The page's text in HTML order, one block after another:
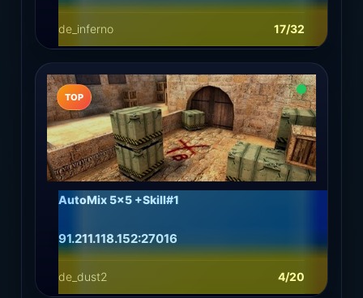
de_inferno 17/32
Подробнее Играть
TOP
AutoMix 5x5 +Skill#1
91.211.118.152:27016
de_dust2 4/20